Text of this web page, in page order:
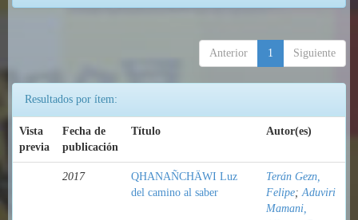
Anterior 1 Siguiente
Resultados por ítem:
Vista
previa
Fecha de
publicación
Título Autor(es)
2017
QHANAÑCHÄWI Luz
del camino al saber
Terán Gezn,
Felipe;Aduviri
Mamani,